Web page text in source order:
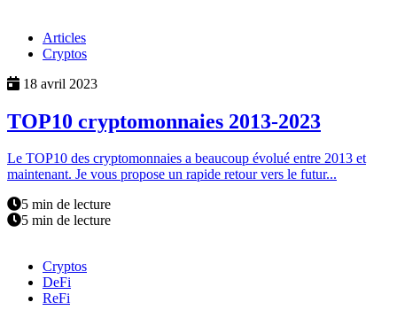
Articles
Cryptos
18 avril 2023
TOP10 cryptomonnaies 2013-2023
Le TOP10 des cryptomonnaies a beaucoup évolué entre 2013 et
maintenant. Je vous propose un rapide retour vers le futur...
5 min de lecture
5 min de lecture
Cryptos
DeFi
ReFi